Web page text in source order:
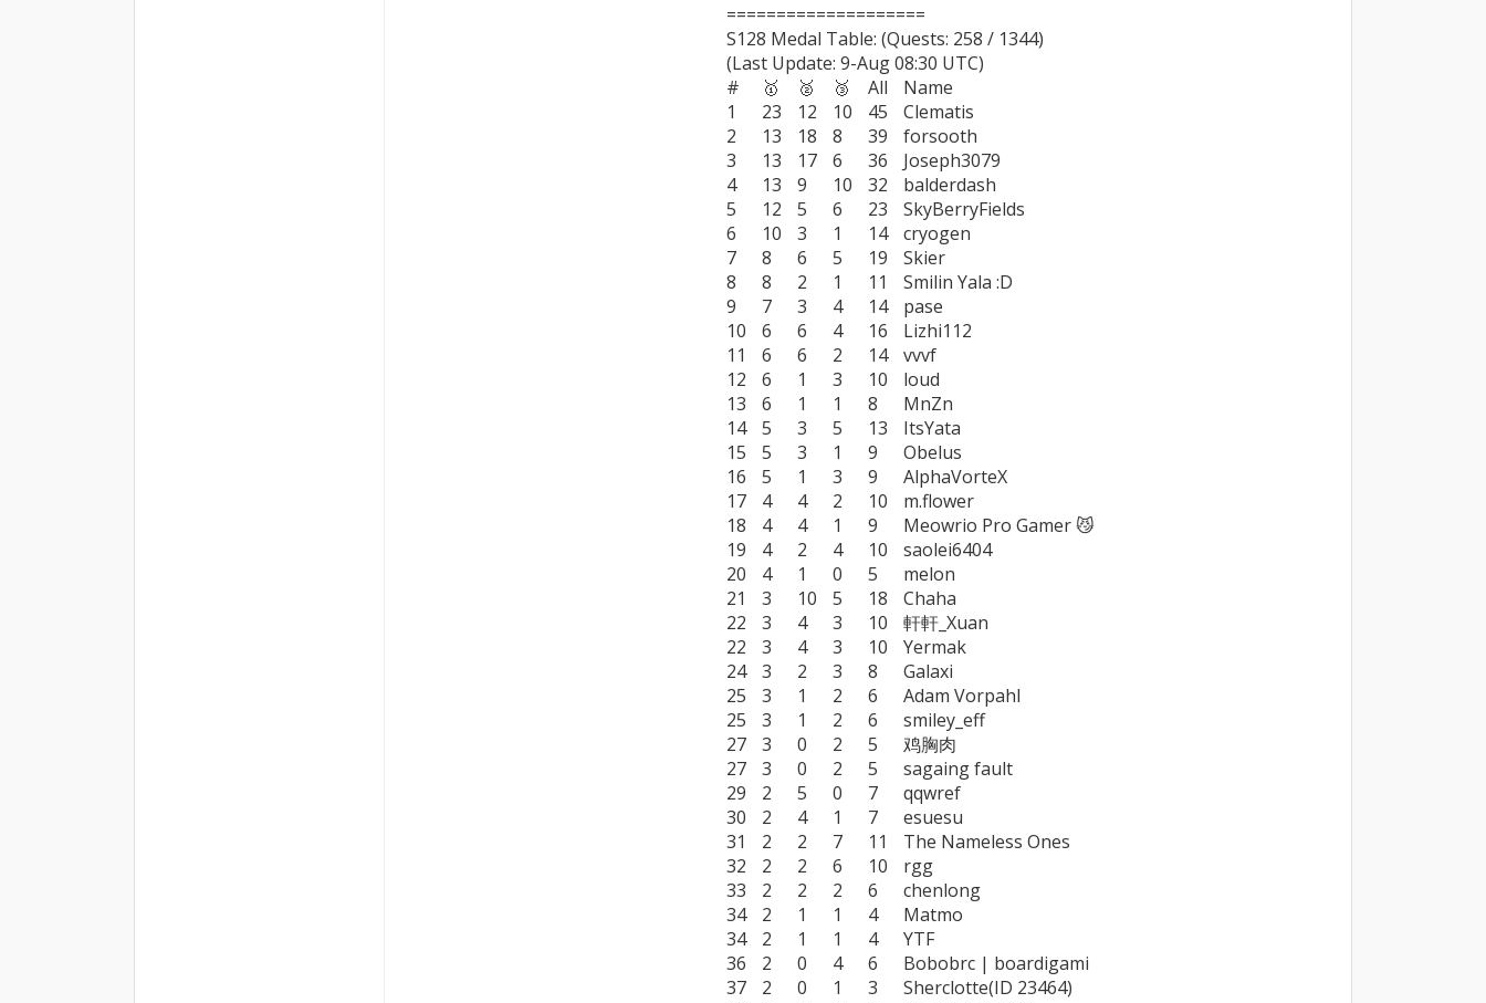
====================
S128 Medal Table: (Quests: 258 / 1344)
(Last Update: 9-Aug 08:30 UTC)
#	🥇	🥈	🥉	All	Name
1	23	12	10	45	Clematis
2	13	18	8	39	forsooth
3	13	17	6	36	Joseph3079
4	13	9	10	32	balderdash
5	12	5	6	23	SkyBerryFields
6	10	3	1	14	cryogen
7	8	6	5	19	Skier
8	8	2	1	11	Smilin Yala :D
9	7	3	4	14	pase
10	6	6	4	16	Lizhi112
11	6	6	2	14	vvvf
12	6	1	3	10	loud
13	6	1	1	8	MnZn
14	5	3	5	13	ItsYata
15	5	3	1	9	Obelus
16	5	1	3	9	AlphaVorteX
17	4	4	2	10	m.flower
18	4	4	1	9	Meowrio Pro Gamer 😼
19	4	2	4	10	saolei6404
20	4	1	0	5	melon
21	3	10	5	18	Chaha
22	3	4	3	10	軒軒_Xuan
22	3	4	3	10	Yermak
24	3	2	3	8	Galaxi
25	3	1	2	6	Adam Vorpahl
25	3	1	2	6	smiley_eff
27	3	0	2	5	鸡胸肉
27	3	0	2	5	sagaing fault
29	2	5	0	7	qqwref
30	2	4	1	7	esuesu
31	2	2	7	11	The Nameless Ones
32	2	2	6	10	rgg
33	2	2	2	6	chenlong
34	2	1	1	4	Matmo
34	2	1	1	4	YTF
36	2	0	4	6	Bobobrc | boardigami
37	2	0	1	3	Sherclotte(ID 23464)